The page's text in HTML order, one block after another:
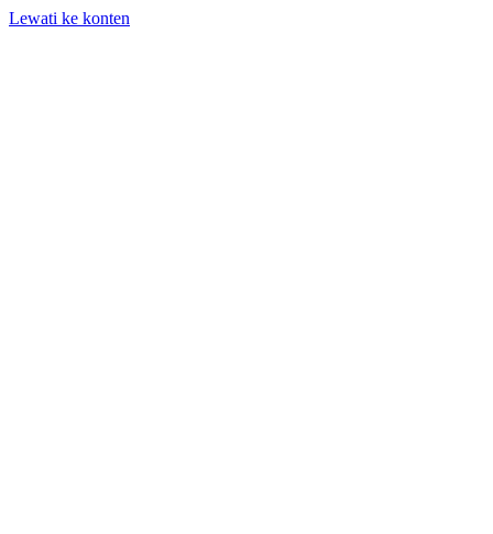
Lewati ke konten